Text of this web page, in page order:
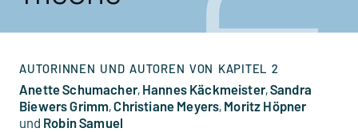
AUTORINNEN UND AUTOREN VON KAPITEL 2
Anette Schumacher, Hannes Käckmeister,Sandra
Biewers Grimm,Christiane Meyers, Moritz Höpner
und Robin Samuel